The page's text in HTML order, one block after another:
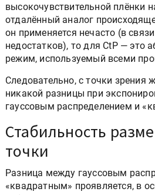
высокочувствительной плёнки
отдалённый аналог
он применяется нечасто (в
недостатков), то для CtP — это
режим, используемый всеми
Следовательно, с точки зрения
никакой разницы при
гауссовым распределением и
Стабильность
точки
Разница между гауссовым
«квадратным» проявляется, в